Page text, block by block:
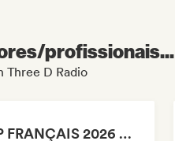
profissionais...
Three D Radio
RAP FRANÇAIS 2026 🔥🇫🇷 (Way Records)